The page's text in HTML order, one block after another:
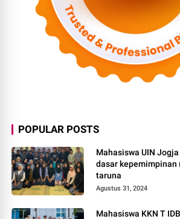
POPULAR POSTS
Mahasiswa UIN
dasar kepemimpinan
taruna
Agustus 31, 2024
Mahasiswa KKN T